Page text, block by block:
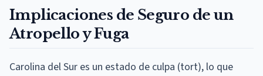
Implicaciones de Seguro de un
Atropello y Fuga
Carolina del Sur es un estado de culpa (tort), lo que